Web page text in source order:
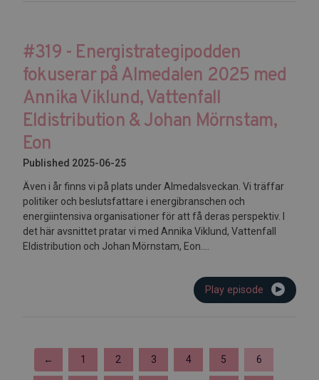
#319 - Energistrategipodden
fokuserar på Almedalen 2025 med
Annika Viklund, Vattenfall
Eldistribution & Johan Mörnstam,
Eon
Published 2025-06-25
Även i år finns vi på plats under Almedalsveckan. Vi träffar
politiker och beslutsfattare i energibranschen och
energiintensiva organisationer för att få deras perspektiv. I
det här avsnittet pratar vi med Annika Viklund, Vattenfall
Eldistribution och Johan Mörnstam, Eon....
Play episode
← 1 2 3 4 5 6